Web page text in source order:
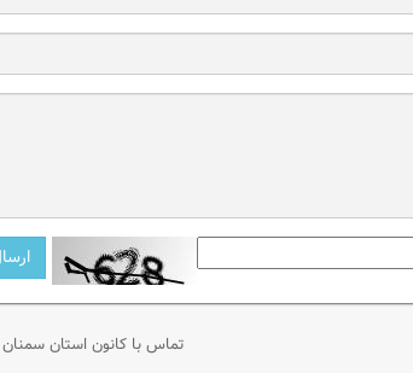
تماس با کانون استان سمنان